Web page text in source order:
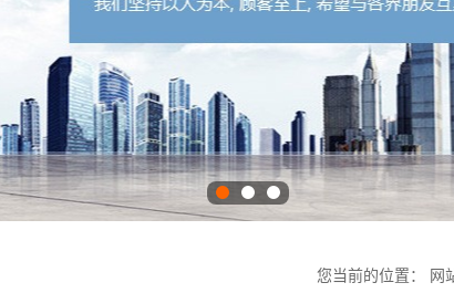
您当前的位置： 网